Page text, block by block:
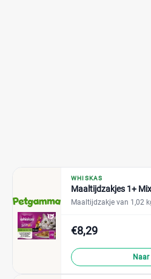
WHISKAS
Maaltijdzakjes 1+
Maaltijdzakje van 1,02
€8,29